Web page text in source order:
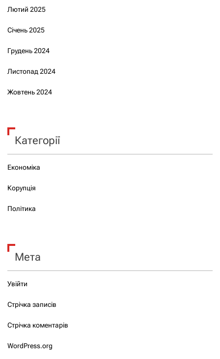
Лютий 2025
Січень 2025
Грудень 2024
Листопад 2024
Жовтень 2024
Категорії
Економіка
Корупція
Політика
Мета
Увійти
Стрічка записів
Стрічка коментарів
WordPress.org